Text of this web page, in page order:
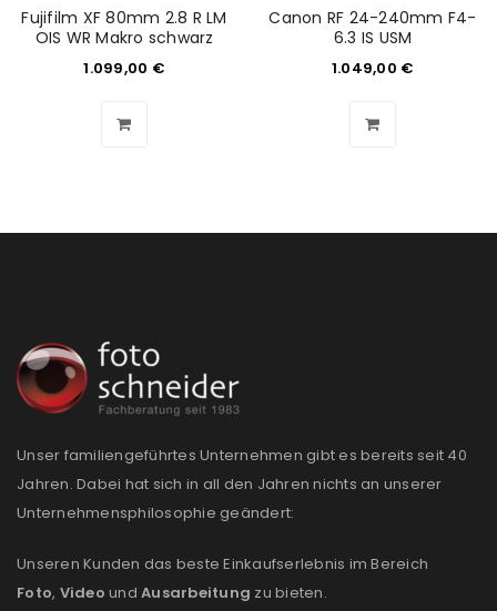
Fujifilm XF 80mm 2.8 R LM
OIS WR Makro schwarz
1.099,00 €
Canon RF 24-240mm F4-
6.3 IS USM
1.049,00 €
Unser familiengeführtes Unternehmen gibt es bereits seit 40
Jahren. Dabei hat sich in all den Jahren nichts an unserer
Unternehmensphilosophie geändert:
Unseren Kunden das beste Einkaufserlebnis im Bereich
Foto, Video und Ausarbeitung zu bieten.